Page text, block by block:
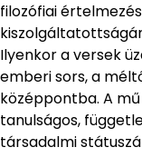
filozófiai
Ilyenkor a versek
emberi sors, a
középpontba. A
tanulságos,
társadalmi